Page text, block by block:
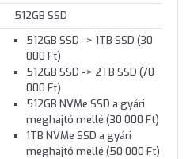
512GB SSD
512GB SSD -> 1TB SSD (30
000 Ft)
512GB SSD -> 2TB SSD (70
000 Ft)
512GB NVMe SSD a gyári
meghajtó mellé (30 000 Ft)
1TB NVMe SSD a gyári
meghajtó mellé (50 000 Ft)